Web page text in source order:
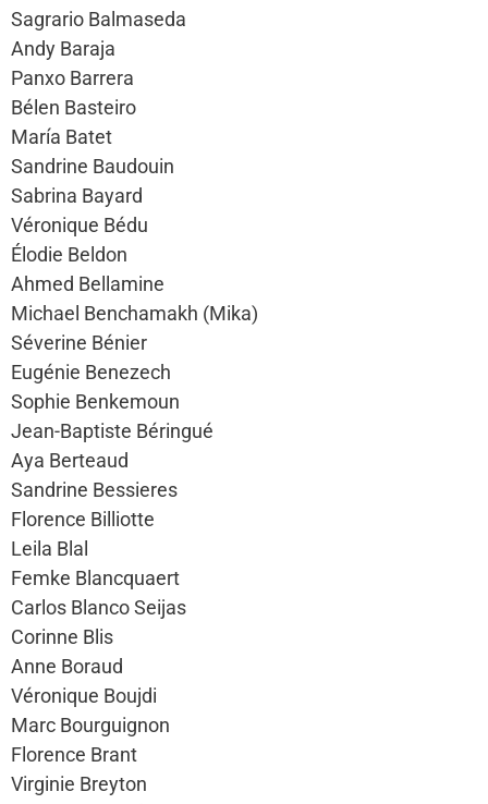
Sagrario Balmaseda
Andy Baraja
Panxo Barrera
Bélen Basteiro
María Batet
Sandrine Baudouin
Sabrina Bayard
Véronique Bédu
Élodie Beldon
Ahmed Bellamine
Michael Benchamakh (Mika)
Séverine Bénier
Eugénie Benezech
Sophie Benkemoun
Jean-Baptiste Béringué
Aya Berteaud
Sandrine Bessieres
Florence Billiotte
Leila Blal
Femke Blancquaert
Carlos Blanco Seijas
Corinne Blis
Anne Boraud
Véronique Boujdi
Marc Bourguignon
Florence Brant
Virginie Breyton